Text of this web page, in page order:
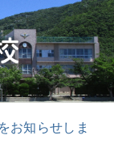
お知らせしま